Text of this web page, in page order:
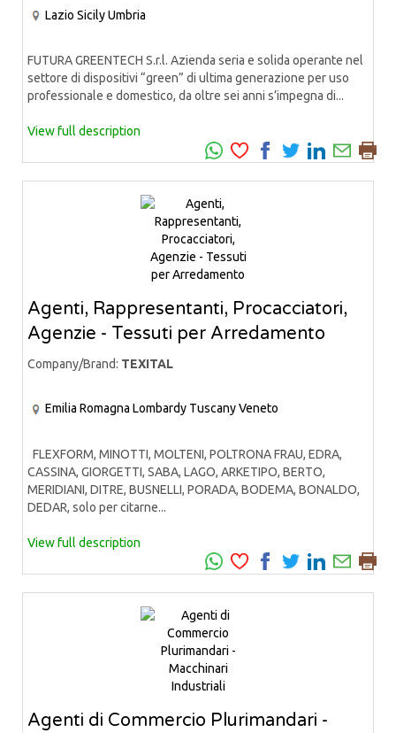
Lazio SicilyUmbria
FUTURA GREENTECH S.r.l. Azienda seria e solida operante nel
settore di dispositivi “green” di ultima generazione per uso
professionale e domestico, da oltre sei anni s’impegna di...
View full description
Agenti, Rappresentanti, Procacciatori,
Agenzie - Tessuti per Arredamento
Company/Brand: TEXITAL
Emilia Romagna Lombardy TuscanyVeneto
FLEXFORM, MINOTTI, MOLTENI, POLTRONA FRAU, EDRA,
CASSINA, GIORGETTI, SABA, LAGO, ARKETIPO, BERTO,
MERIDIANI, DITRE, BUSNELLI, PORADA, BODEMA, BONALDO,
DEDAR, solo per citarne...
View full description
Agenti di Commercio Plurimandari -